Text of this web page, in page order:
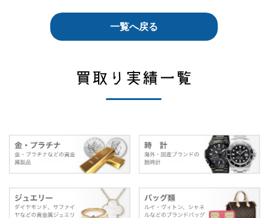
一覧へ戻る